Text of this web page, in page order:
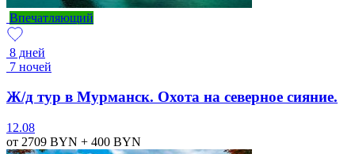
Впечатляющий
8 дней
7 ночей
Ж/д тур в Мурманск. Охота на северное сияние.
12.08
от 2709 BYN + 400 BYN